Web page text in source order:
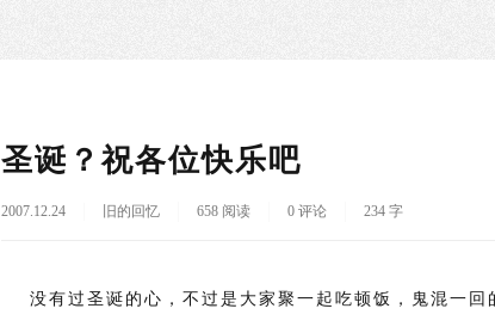
圣诞？祝各位快乐吧
2007.12.24 旧的回忆 658 阅读 0 评论 234 字
没有过圣诞的心，不过是大家聚一起吃顿饭，鬼混一